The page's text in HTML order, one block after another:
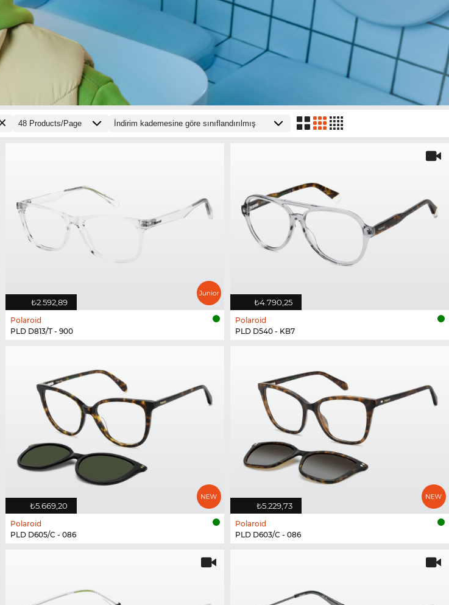
₺2.592,89
Polaroid
PLD D813/T - 900
₺4.790,25
Polaroid
PLD D540 - KB7
₺5.669,20
Polaroid
PLD D605/C - 086
₺5.229,73
Polaroid
PLD D603/C - 086